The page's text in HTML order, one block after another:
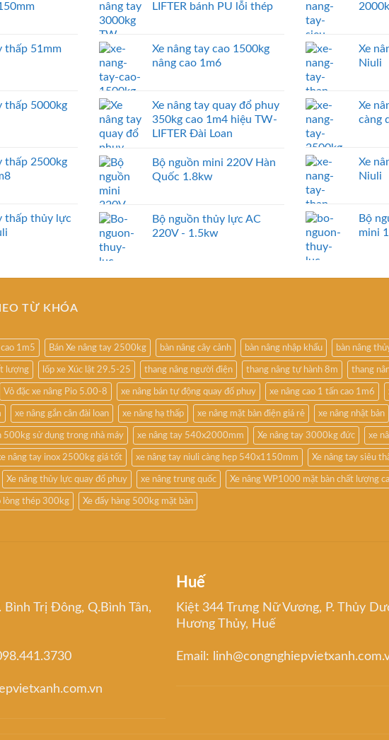
thấp 51mm
thấp 5000kg
thấp 2500kg
thấp thủy lực
LIFTER bánh PU lỗi thép
Xe nâng tay cao 1500kg
nâng cao 1m6
Xe nâng tay quay đổ phuy
350kg cao 1m4 hiệu TW-
LIFTER Đài Loan
Bộ nguồn mini 220V Hàn
Quốc 1.8kw
Bộ nguồn thủy lực AC
220V - 1.5kw
Xe
Niuli
Xe
càng
Xe
Niuli
Bộ
mini
TỪ KHÓA
1m5 Bán Xe nâng tay 2500kg bàn nâng cây cảnh bàn nâng nhập khẩu bàn nâng
lượng lốp xe Xúc lật 29.5-25 thang nâng người điện thang nâng tự hành 8m thang
Vỏ đặc xe nâng Pio 5.00-8 xe nâng bán tự động quay đổ phuy xe nâng cao 1 tấn cao 1m6
xe nâng gắn cân đài loan xe nâng hạ thấp xe nâng mặt bàn điện giá rẻ xe nâng nhật bản
500kg sử dụng trong nhà máy xe nâng tay 540x2000mm Xe nâng tay 3000kg đức xe
nâng tay inox 2500kg giá tốt xe nâng tay niuli càng hẹp 540x1150mm Xe nâng tay siêu
Xe nâng thủy lực quay đổ phuy xe nâng trung quốc Xe nâng WP1000 mặt bàn chất lượng
lòng thép 300kg Xe đẩy hàng 500kg mặt bàn
Bình Trị Đông, Q.Bình Tân,
Huế
Kiệt 344 Trưng Nữ Vương, P. Thủy
Hương Thủy, Huế
Email: